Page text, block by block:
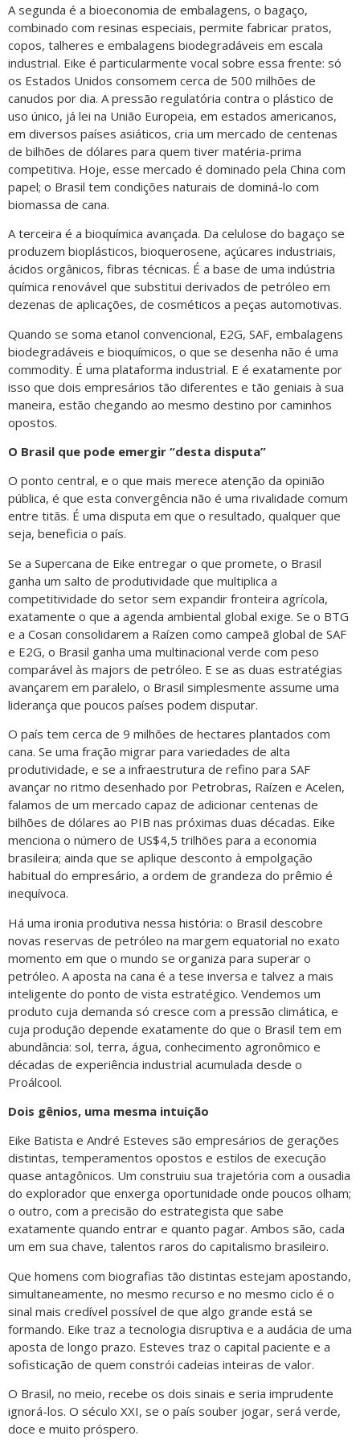
A segunda é a bioeconomia de embalagens, o bagaço,
combinado com resinas especiais, permite fabricar pratos,
copos, talheres e embalagens biodegradáveis em escala
industrial. Eike é particularmente vocal sobre essa frente: só
os Estados Unidos consomem cerca de 500 milhões de
canudos por dia. A pressão regulatória contra o plástico de
uso único, já lei na União Europeia, em estados americanos,
em diversos países asiáticos, cria um mercado de centenas
de bilhões de dólares para quem tiver matéria-prima
competitiva. Hoje, esse mercado é dominado pela China com
papel; o Brasil tem condições naturais de dominá-lo com
biomassa de cana.
A terceira é a bioquímica avançada. Da celulose do bagaço se
produzem bioplásticos, bioquerosene, açúcares industriais,
ácidos orgânicos, fibras técnicas. É a base de uma indústria
química renovável que substitui derivados de petróleo em
dezenas de aplicações, de cosméticos a peças automotivas.
Quando se soma etanol convencional, E2G, SAF, embalagens
biodegradáveis e bioquímicos, o que se desenha não é uma
commodity. É uma plataforma industrial. E é exatamente por
isso que dois empresários tão diferentes e tão geniais à sua
maneira, estão chegando ao mesmo destino por caminhos
opostos.
O Brasil que pode emergir “desta disputa”
O ponto central, e o que mais merece atenção da opinião
pública, é que esta convergência não é uma rivalidade comum
entre titãs. É uma disputa em que o resultado, qualquer que
seja, beneficia o país.
Se a Supercana de Eike entregar o que promete, o Brasil
ganha um salto de produtividade que multiplica a
competitividade do setor sem expandir fronteira agrícola,
exatamente o que a agenda ambiental global exige. Se o BTG
e a Cosan consolidarem a Raízen como campeã global de SAF
e E2G, o Brasil ganha uma multinacional verde com peso
comparável às majors de petróleo. E se as duas estratégias
avançarem em paralelo, o Brasil simplesmente assume uma
liderança que poucos países podem disputar.
O país tem cerca de 9 milhões de hectares plantados com
cana. Se uma fração migrar para variedades de alta
produtividade, e se a infraestrutura de refino para SAF
avançar no ritmo desenhado por Petrobras, Raízen e Acelen,
falamos de um mercado capaz de adicionar centenas de
bilhões de dólares ao PIB nas próximas duas décadas. Eike
menciona o número de US$4,5 trilhões para a economia
brasileira; ainda que se aplique desconto à empolgação
habitual do empresário, a ordem de grandeza do prêmio é
inequívoca.
Há uma ironia produtiva nessa história: o Brasil descobre
novas reservas de petróleo na margem equatorial no exato
momento em que o mundo se organiza para superar o
petróleo. A aposta na cana é a tese inversa e talvez a mais
inteligente do ponto de vista estratégico. Vendemos um
produto cuja demanda só cresce com a pressão climática, e
cuja produção depende exatamente do que o Brasil tem em
abundância: sol, terra, água, conhecimento agronômico e
décadas de experiência industrial acumulada desde o
Proálcool.
Dois gênios, uma mesma intuição
Eike Batista e André Esteves são empresários de gerações
distintas, temperamentos opostos e estilos de execução
quase antagônicos. Um construiu sua trajetória com a ousadia
do explorador que enxerga oportunidade onde poucos olham;
o outro, com a precisão do estrategista que sabe
exatamente quando entrar e quanto pagar. Ambos são, cada
um em sua chave, talentos raros do capitalismo brasileiro.
Que homens com biografias tão distintas estejam apostando,
simultaneamente, no mesmo recurso e no mesmo ciclo é o
sinal mais credível possível de que algo grande está se
formando. Eike traz a tecnologia disruptiva e a audácia de uma
aposta de longo prazo. Esteves traz o capital paciente e a
sofisticação de quem constrói cadeias inteiras de valor.
O Brasil, no meio, recebe os dois sinais e seria imprudente
ignorá-los. O século XXI, se o país souber jogar, será verde,
doce e muito próspero.